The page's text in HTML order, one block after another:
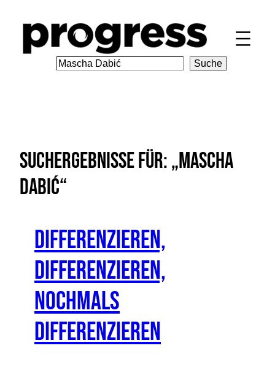
Inhalt
springen
S
Suche
Suchergebnisse für: „Mascha
Dabić“
Differenzieren,
differenzieren,
nochmals
differenzieren